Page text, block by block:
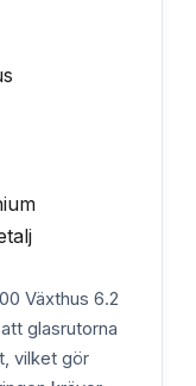
Växthus 6.2
glasrutorna
vilket gör